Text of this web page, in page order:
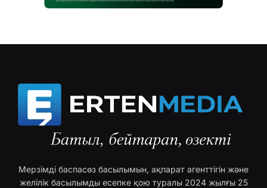
Мерзімді баспасөз басылымын, ақпарат агенттігін және
желілік басылымды есепке қою туралы 2024 жылғы 25